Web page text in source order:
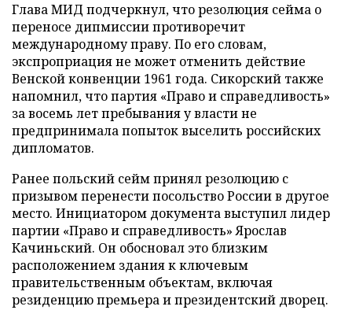
Глава МИД подчеркнул, что резолюция сейма о
переносе дипмиссии противоречит
международному праву. По его словам,
экспроприация не может отменить действие
Венской конвенции 1961 года. Сикорский также
напомнил, что партия «Право и справедливость»
за восемь лет пребывания у власти не
предпринимала попыток выселить российских
дипломатов.
Ранее польский сейм принял резолюцию с
призывом перенести посольство России в другое
место. Инициатором документа выступил лидер
партии «Право и справедливость» Ярослав
Качиньский. Он обосновал это близким
расположением здания к ключевым
правительственным объектам, включая
резиденцию премьера и президентский дворец.